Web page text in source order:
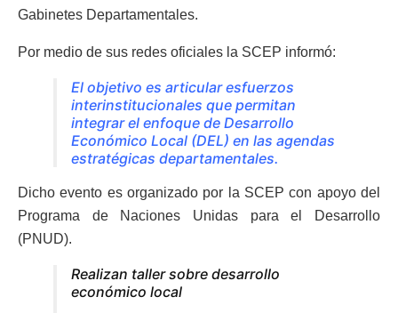
Gabinetes Departamentales.
Por medio de sus redes oficiales la SCEP informó:
El objetivo es articular esfuerzos
interinstitucionales que permitan
integrar el enfoque de Desarrollo
Económico Local (DEL) en las agendas
estratégicas departamentales.
Dicho evento es organizado por la SCEP con apoyo del
Programa de Naciones Unidas para el Desarrollo
(PNUD).
Realizan taller sobre desarrollo
económico local